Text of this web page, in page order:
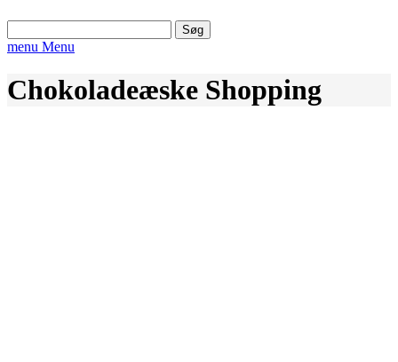
efter:
menu Menu
Chokoladeæske Shopping